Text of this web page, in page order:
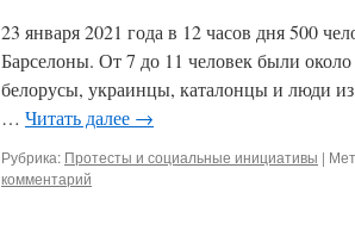
23 января 2021 года в 12 часов дня 500
Барселоны. От 7 до 11 человек были
белорусы, украинцы, каталонцы и люди
… Читать далее →
Рубрика: Протесты и социальные инициативы |
комментарий